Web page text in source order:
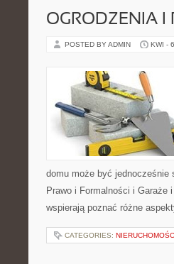
OGRODZENIA I
POSTED BY ADMIN KWI -
domu może być jednocześnie
Prawo i Formalności i Garaże
wspierają poznać różne
CATEGORIES: